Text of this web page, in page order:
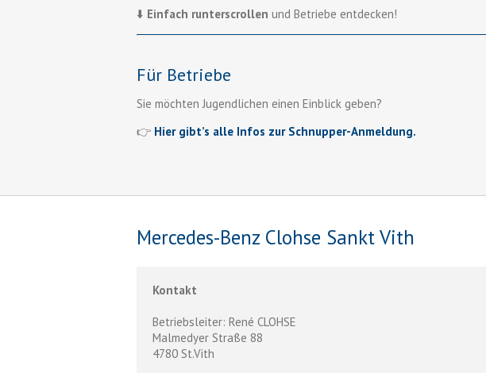
⬇️ Einfach runterscrollen und Betriebe entdecken!
Für Betriebe
Sie möchten Jugendlichen einen Einblick geben?
👉 Hier gibt’s alle Infos zur Schnupper-Anmeldung.
Mercedes-Benz Clohse Sankt Vith
Kontakt
Betriebsleiter: René CLOHSE
Malmedyer Straße 88
4780 St.Vith